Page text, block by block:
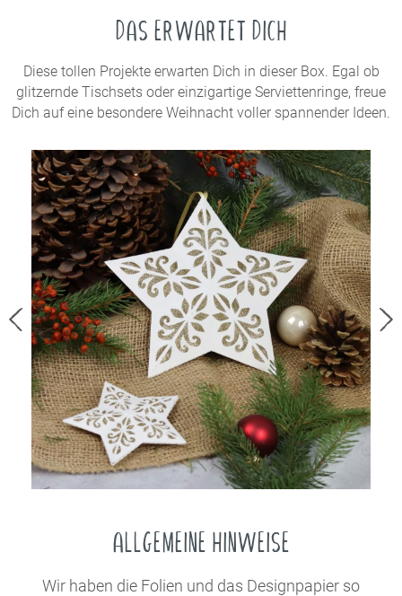
DAS ERWARTET DICH
Diese tollen Projekte erwarten Dich in dieser Box. Egal ob
glitzernde Tischsets oder einzigartige Serviettenringe, freue
Dich auf eine besondere Weihnacht voller spannender Ideen.
ALLGEMEINE HINWEISE
Wir haben die Folien und das Designpapier so